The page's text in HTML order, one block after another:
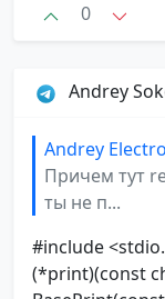
0
Andrey
Andrey
Причем тут
ты не п...
#include
(*print)(const